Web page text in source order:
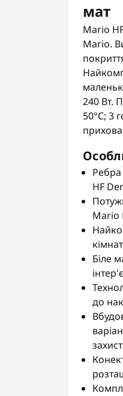
мат
Mario
Mario.
240 Вт.
50°С; 3
Ребра
HF
Mario
Біле
до